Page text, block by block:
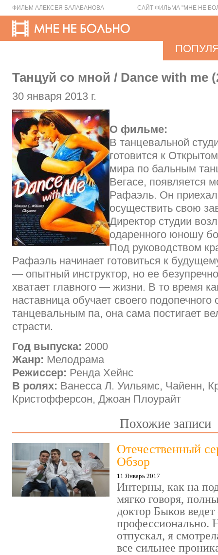
ФИЛЬМ АЛЕКСЕЯ БАЛАБАНОВА САЙТ ФИЛЬМА "МНЕ НЕ
Танцуй со мной / Dance with me
30 января 2013 г.
О фильме:
В танцевальной
готовится к
мира по бальным
Вегасе, появляется
Рафаэль. Он
осуществить свою
Директор студии
одаренного юношу
Под руководством
Рафаэль начинает готовиться к
— опытный инструктор, но ее
хватает главного — жизни. В то время
наставница обучает своего
танцевальным па, она сама постигает
страсти.
Год выпуска: 2000
Жанр: Мелодрама
Режиссер: Ренда Хейнс
В ролях: Ванесса Л. Уильямс, Чайенн,
Кристофферсон, Джоан Плоурайт
Похожие записи
Отечественный
Обзор
11 Январь 2017
Интерны, как на
мягко говоря,
доктор Быков ведет
профессионально.
отпускал, я
все сильнее